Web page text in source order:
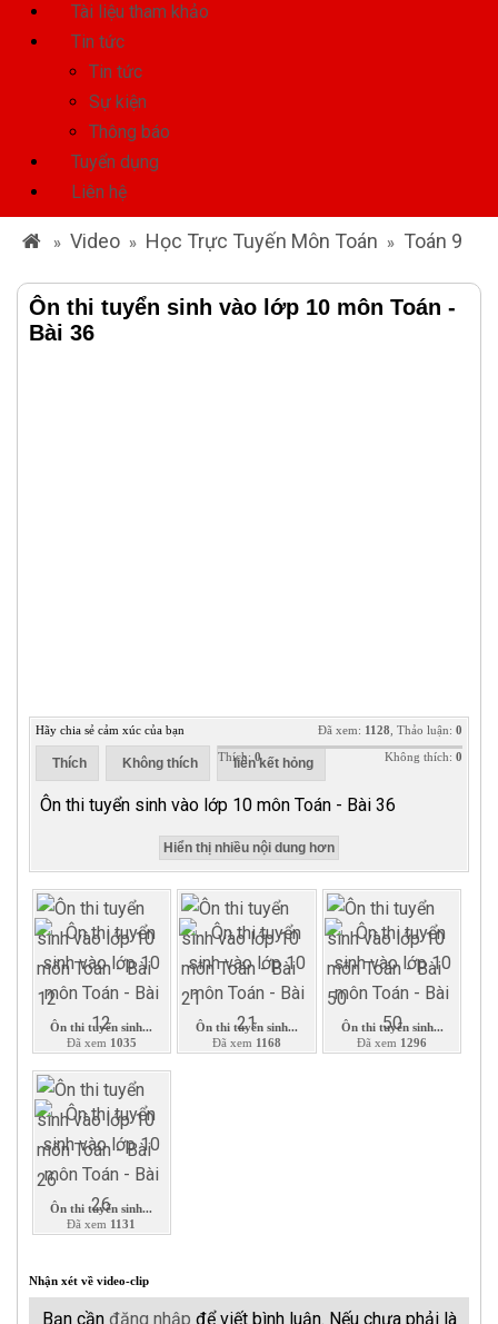
Tài liệu tham khảo
Tin tức
Tin tức
Sự kiện
Thông báo
Tuyển dụng
Liên hệ
» Video » Học Trực Tuyến Môn Toán » Toán 9
Ôn thi tuyển sinh vào lớp 10 môn Toán -
Bài 36
Hãy chia sẻ cảm xúc của bạn
Thích Không thích liên kết hỏng
Đã xem: 1128 , Thảo luận: 0
Thích: 0 Không thích: 0
Ôn thi tuyển sinh vào lớp 10 môn Toán - Bài 36
Hiển thị nhiều nội dung hơn
Ôn thi tuyển sinh...
Đã xem 1035
Ôn thi tuyển sinh...
Đã xem 1168
Ôn thi tuyển sinh...
Đã xem 1296
Ôn thi tuyển sinh...
Đã xem 1131
Nhận xét về video-clip
Bạn cần đăng nhập để viết bình luận. Nếu chưa phải là